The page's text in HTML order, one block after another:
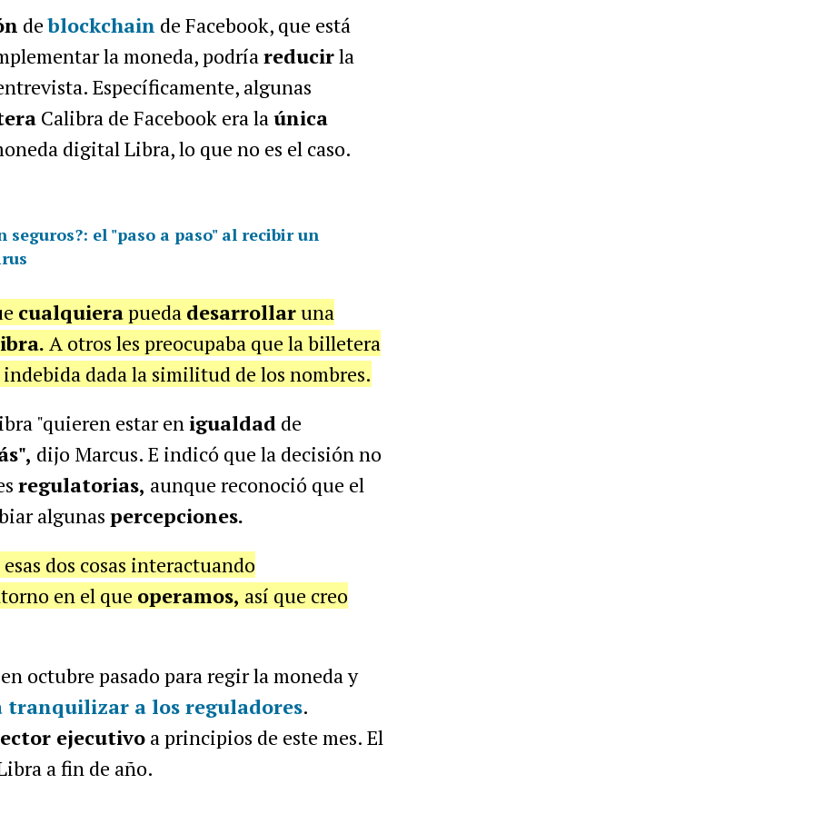
deblockchain de Facebook, que está
la moneda, podríareducirla
Específicamente, algunas
Calibra de Facebook era laúnica
digital Libra, lo que no es el caso.
seguros?: el "paso a paso" al recibir un
cualquierapueda desarrollaruna
A otros les preocupaba que la billetera
dada la similitud de los nombres.
"quieren estar en igualdadde
dijo Marcus. E indicó que la decisión no
regulatorias, aunque reconoció que el
algunas percepciones.
dos cosas interactuando
en el que operamos, así que creo
octubre pasado para regir la moneda y
tranquilizar a los reguladores.
ejecutivoa principios de este mes. El
a fin de año.